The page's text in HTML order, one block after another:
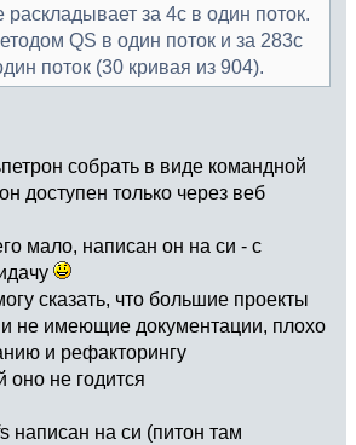
раскладывает за 4с в один поток.
QS в один поток и за 283с
поток (30 кривая из 904).
собрать в виде командной
доступен только через веб
мало, написан он на си - с
сказать, что большие проекты
не имеющие документации, плохо
и рефакторингу
оно не годится
написан на си (питон там